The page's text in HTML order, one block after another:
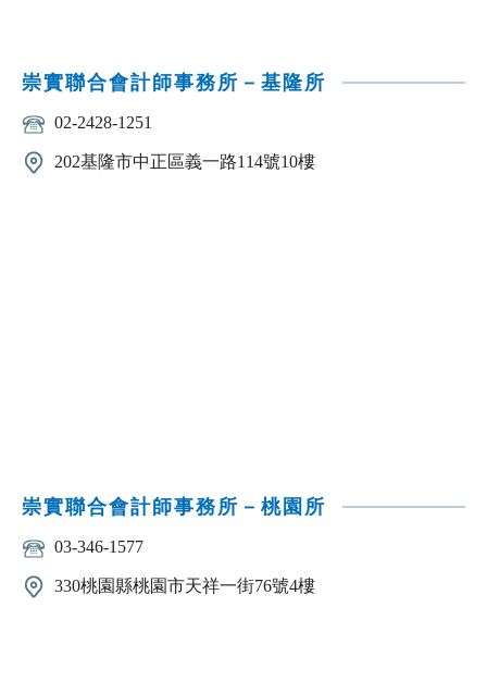
崇實聯合會計師事務所－基隆所
02-2428-1251
202基隆市中正區義一路114號10樓
崇實聯合會計師事務所－桃園所
03-346-1577
330桃園縣桃園市天祥一街76號4樓